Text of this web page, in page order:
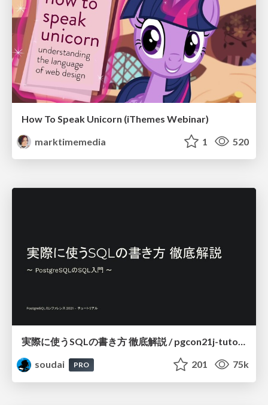
How To Speak Unicorn (iThemes Webinar)
marktimemedia
1 520
実際に使うSQLの書き方 徹底解説 / pgcon21j-tutorial
soudai
PRO 201 75k